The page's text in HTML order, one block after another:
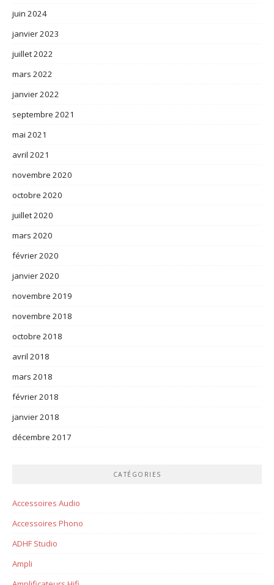
juin 2024
janvier 2023
juillet 2022
mars 2022
janvier 2022
septembre 2021
mai 2021
avril 2021
novembre 2020
octobre 2020
juillet 2020
mars 2020
février 2020
janvier 2020
novembre 2019
novembre 2018
octobre 2018
avril 2018
mars 2018
février 2018
janvier 2018
décembre 2017
CATÉGORIES
Accessoires Audio
Accessoires Phono
ADHF Studio
Ampli